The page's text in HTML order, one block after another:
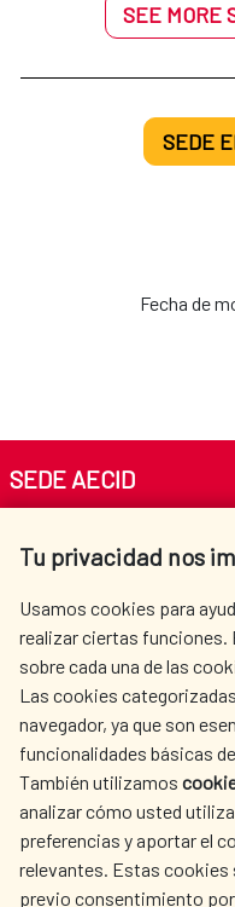
SEE MORE
SEDE
Fecha de
Tu privacidad nos
Usamos cookies para
realizar ciertas funciones.
sobre cada una de las
Las cookies
navegador, ya que son
funcionalidades básicas
También utilizamos
analizar cómo usted
preferencias y aportar el
relevantes. Estas cookies
previo consentimiento
SEDE AECID
Tel. +34 900 20 30 54​​​​​​​
AECID
SPANISH
ACTION
CULTURE AND